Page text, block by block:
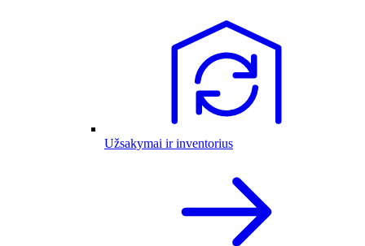
Užsakymai ir inventorius